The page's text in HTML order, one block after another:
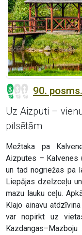
90.
Uz Aizputi –
pilsētām
Mežtaka pa
Aizputes – Kalvenes
un tad nogriežas pa
Liepājas dzelzceļu
mazu lauku ceļu.
Klajo ainavu
var nopirkt uz